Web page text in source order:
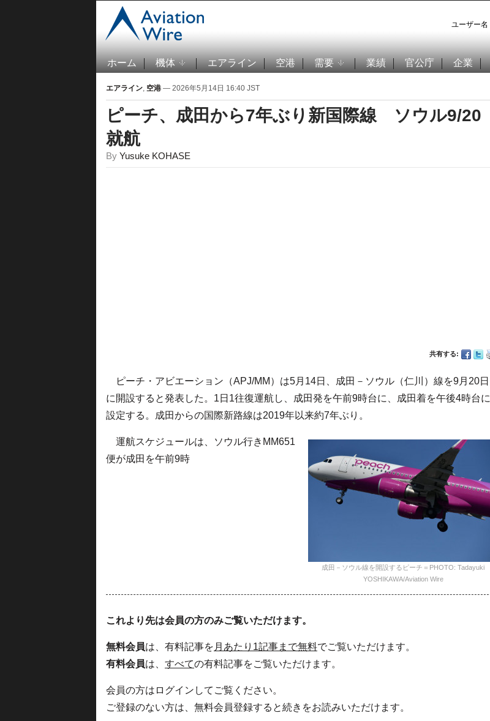
ユーザー名
ホーム 機体 エアライン 空港 需要 業績 官公庁 企業
エアライン, 空港 — 2026年5月14日 16:40 JST
ピーチ、成田から7年ぶり新国際線 ソウル9/20
就航
By Yusuke KOHASE
共有する:
ピーチ・アビエーション（APJ/MM）は5月14日、成田－ソウル（仁川）線を9月20日
に開設すると発表した。1日1往復運航し、成田発を午前9時台に、成田着を午後4時台に
設定する。成田からの国際新路線は2019年以来約7年ぶり。
成田－ソウル線を開設するピーチ＝PHOTO: Tadayuki
YOSHIKAWA/Aviation Wire
運航スケジュールは、ソウル行きMM651
便が成田を午前9時
これより先は会員の方のみご覧いただけます。
無料会員は、有料記事を 月あたり1記事まで無料でご覧いただけます。
有料会員は、 すべての有料記事をご覧いただけます。
会員の方はログインしてご覧ください。
ご登録のない方は、無料会員登録すると続きをお読みいただけます。